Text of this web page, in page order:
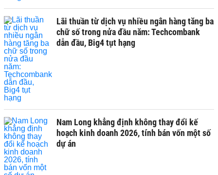
Lãi thuần từ dịch vụ nhiều ngân hàng tăng ba
chữ số trong nửa đầu năm: Techcombank
dẫn đầu, Big4 tụt hạng
Nam Long khẳng định không thay đổi kế
hoạch kinh doanh 2026, tính bán vốn một số
dự án